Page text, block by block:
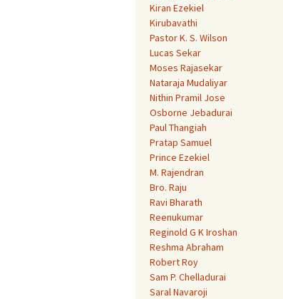
Kiran Ezekiel
Kirubavathi
Pastor K. S. Wilson
Lucas Sekar
Moses Rajasekar
Nataraja Mudaliyar
Nithin Pramil Jose
Osborne Jebadurai
Paul Thangiah
Pratap Samuel
Prince Ezekiel
M. Rajendran
Bro. Raju
Ravi Bharath
Reenukumar
Reginold G K Iroshan
Reshma Abraham
Robert Roy
Sam P. Chelladurai
Saral Navaroji